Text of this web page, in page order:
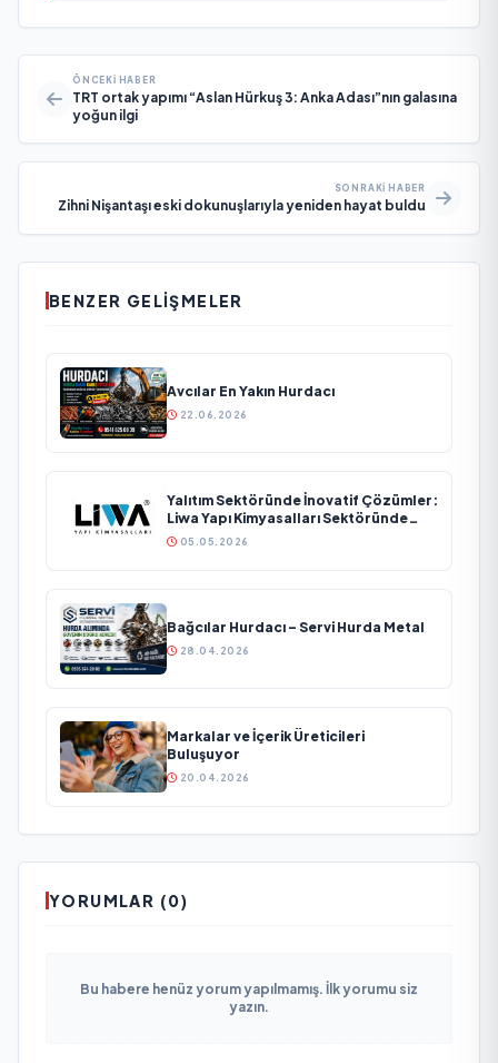
ÖNCEKI HABER
TRT ortak yapımı “Aslan Hürkuş 3: Anka Adası”nın galasına
yoğun ilgi
SONRAKI HABER
Zihni Nişantaşı eski dokunuşlarıyla yeniden hayat buldu
BENZER GELIŞMELER
Avcılar En Yakın Hurdacı
22.06.2026
Yalıtım Sektöründe İnovatif Çözümler:
Liwa Yapı Kimyasalları Sektöründe
Büyümesini Sürdürüyor
05.05.2026
Bağcılar Hurdacı – Servi Hurda Metal
28.04.2026
Markalar ve İçerik Üreticileri
Buluşuyor
20.04.2026
YORUMLAR (0)
Bu habere henüz yorum yapılmamış. İlk yorumu siz
yazın.